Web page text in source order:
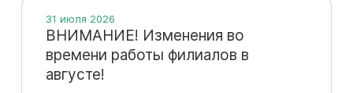
ВНИМАНИЕ! Изменения во
времени работы филиалов в
августе!
31 июля 2026